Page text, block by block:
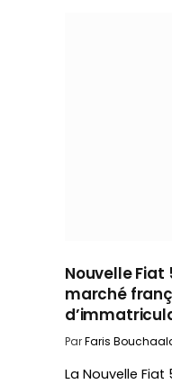
Nouvelle
marché
ParFaris
La Nouvelle